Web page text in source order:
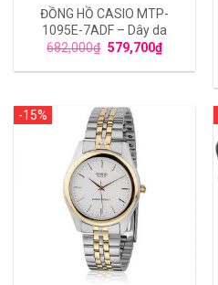
ĐỒNG HỒ CASIO MTP-
1095E-7ADF – Dây da
682,000₫ 579,700₫
-15%